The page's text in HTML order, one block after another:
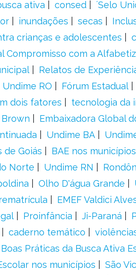
ativa consed ´Selo
inundações secas
crianças e adolescentes
Compromisso com a
Relatos de
Undime RO Fórum Estadual
dois fatores
tecnologia da
Embaixadora Global
Undime BA
de Goiás
BAE nos municípios
Norte
Undime RN
Olho D'água Grande
EMEF Valdici
Proinfância Ji-Paraná
caderno temático
Práticas da Busca Ativa
nos municípios
São